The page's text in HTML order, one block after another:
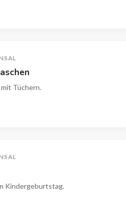
Tüchern.
Kindergeburtstag.